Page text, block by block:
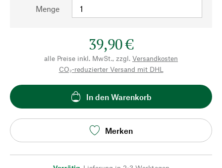
Menge
39,90 €
alle Preise inkl. MwSt., zzgl. Versandkosten
CO₂-reduzierter Versand mit DHL
In den Warenkorb
Merken